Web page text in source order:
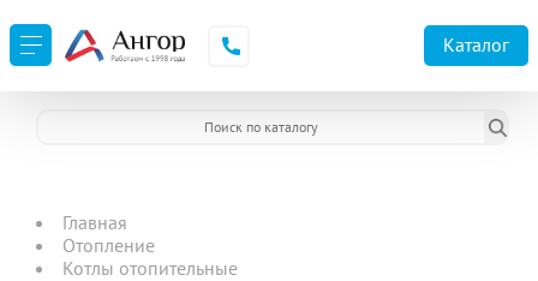
Каталог
Главная
Отопление
Котлы отопительные